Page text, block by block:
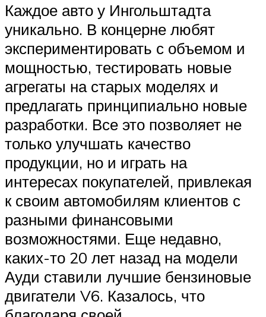
Каждое авто у Ингольштадта
уникально. В концерне любят
экспериментировать с объемом и
мощностью, тестировать новые
агрегаты на старых моделях и
предлагать принципиально новые
разработки. Все это позволяет не
только улучшать качество
продукции, но и играть на
интересах покупателей, привлекая
к своим автомобилям клиентов с
разными финансовыми
возможностями. Еще недавно,
каких-то 20 лет назад на модели
Ауди ставили лучшие бензиновые
двигатели V6. Казалось, что